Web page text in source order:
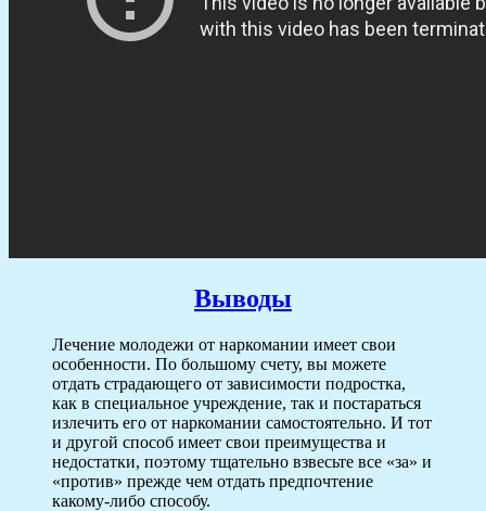
Выводы
Лечение молодежи от наркомании имеет свои
особенности. По большому счету, вы можете
отдать страдающего от зависимости подростка,
как в специальное учреждение, так и постараться
излечить его от наркомании самостоятельно. И тот
и другой способ имеет свои преимущества и
недостатки, поэтому тщательно взвесьте все «за» и
«против» прежде чем отдать предпочтение
какому-либо способу.